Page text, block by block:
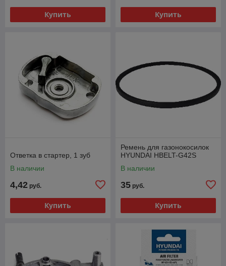
Купить Купить
Ответка в стартер, 1 зуб
В наличии
4,42 руб.
Купить
Ремень для газонокосилок
HYUNDAI HBELT-G42S
В наличии
35 руб.
Купить